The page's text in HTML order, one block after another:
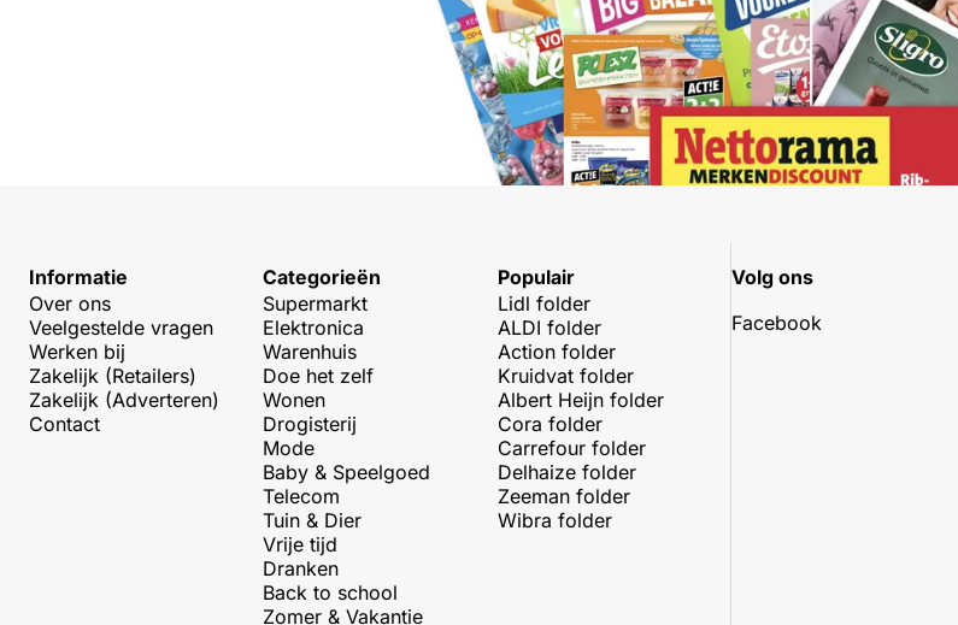
Informatie
Over ons
Veelgestelde vragen
Werken bij
Zakelijk (Retailers)
Zakelijk (Adverteren)
Contact
Categorieën
Supermarkt
Elektronica
Warenhuis
Doe het zelf
Wonen
Drogisterij
Mode
Baby & Speelgoed
Telecom
Tuin & Dier
Vrije tijd
Dranken
Back to school
Zomer & Vakantie
Populair
Lidl folder
ALDI folder
Action folder
Kruidvat folder
Albert Heijn folder
Cora folder
Carrefour folder
Delhaize folder
Zeeman folder
Wibra folder
Volg ons
Facebook